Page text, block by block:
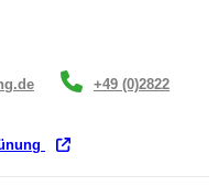
+49 (0)2822